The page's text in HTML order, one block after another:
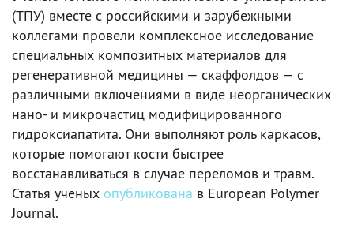
(ТПУ) вместе с российскими и зарубежными
коллегами провели комплексное исследование
специальных композитных материалов для
регенеративной медицины — скаффолдов — с
различными включениями в виде неорганических
нано- и микрочастиц модифицированного
гидроксиапатита. Они выполняют роль каркасов,
которые помогают кости быстрее
восстанавливаться в случае переломов и травм.
Статья ученых опубликована в European Polymer
Journal.